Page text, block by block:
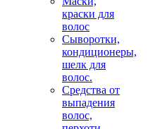
краски для
волос
Сыворотки,
кондиционеры,
шелк для
волос.
Средства от
выпадения
волос,